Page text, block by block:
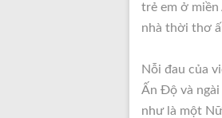
trẻ em ở
nhà thời thơ
Nỗi đau của
Ấn Độ và ngài
như là một